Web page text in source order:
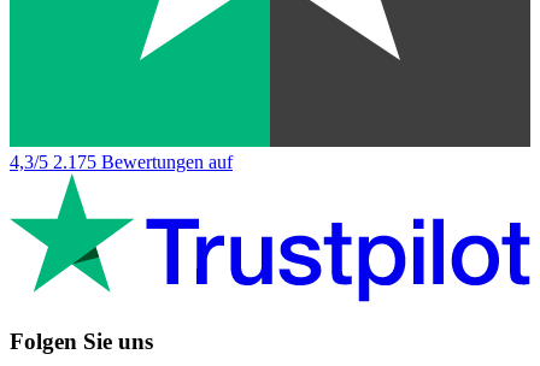
4,3/5 2.175 Bewertungen auf
Folgen Sie uns